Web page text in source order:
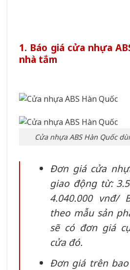
1. Báo giá cửa nhựa
nhà tắm
Cửa nhựa ABS Hàn Quốc
Đơn giá cửa
giao động từ:
4.040.000 vnđ/
theo mẫu sản
sẽ có đơn giá
cửa đó.
Đơn giá trên